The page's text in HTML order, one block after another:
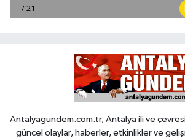
Antalyagundem.com.tr, Antalya ili ve
güncel olaylar, haberler, etkinlikler ve